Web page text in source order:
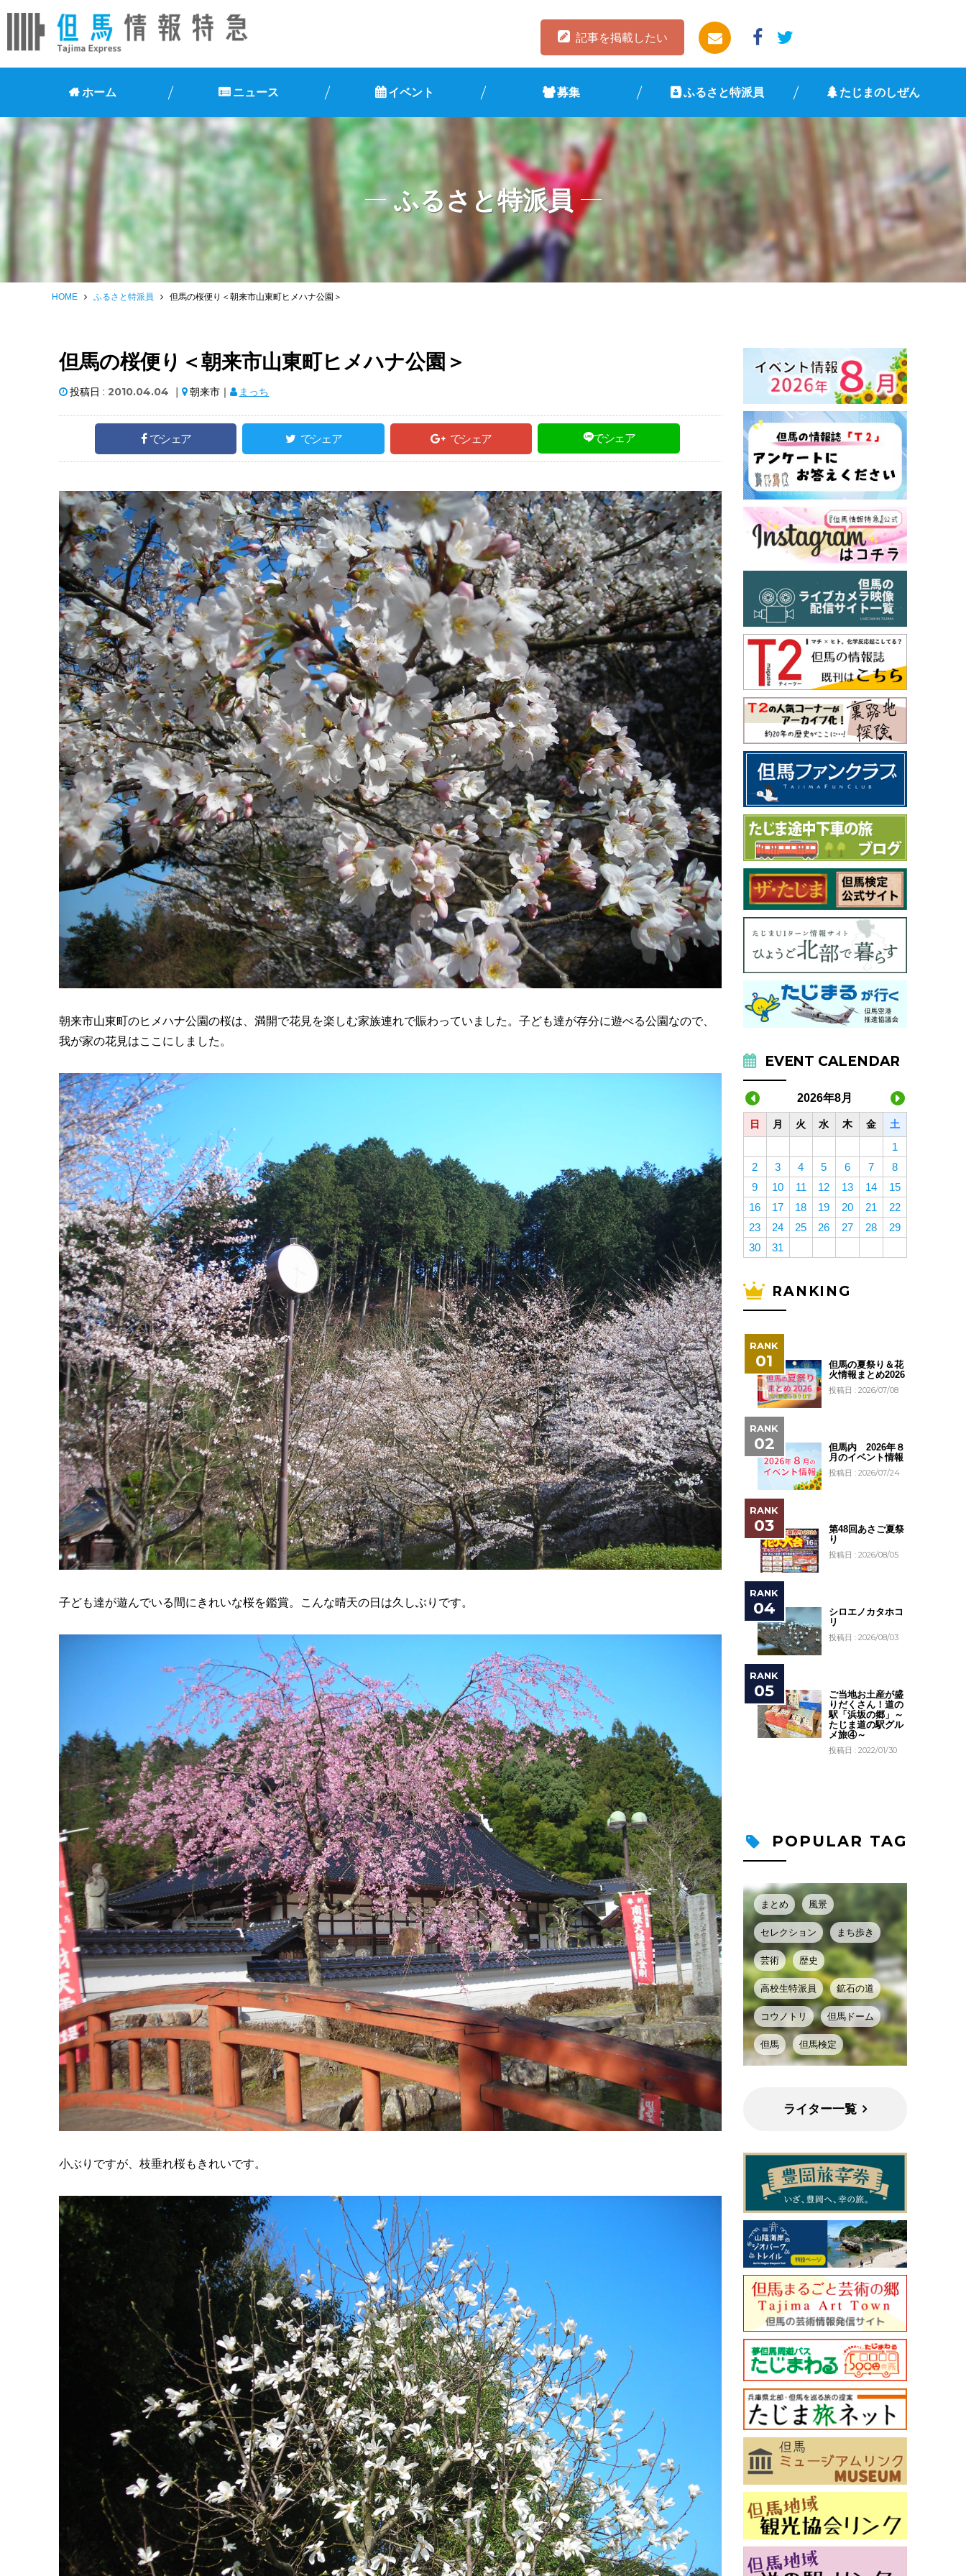
記事を掲載したい
ホーム ニュース イベント 募集 ふるさと特派員 たじまのしぜん
ふるさと特派員
HOME ふるさと特派員 但馬の桜便り＜朝来市山東町ヒメハナ公園＞
但馬の桜便り＜朝来市山東町ヒメハナ公園＞
投稿日 : 2010.04.04 ｜ 朝来市｜ まっち
でシェア でシェア でシェア でシェア
朝来市山東町のヒメハナ公園の桜は、満開で花見を楽しむ家族連れで賑わっていました。子ども達が存分に遊べる公園なので、
我が家の花見はここにしました。
子ども達が遊んでいる間にきれいな桜を鑑賞。こんな晴天の日は久しぶりです。
小ぶりですが、枝垂れ桜もきれいです。
EVENT CALENDAR
2026年8月
日 月 火 水 木 金 土
1
2
3 4 5 6 7
8
9
10 11 12 13 14
15
16
17 18 19 20 21
22
23
24 25 26 27 28
29
30
31
RANKING
但馬の夏祭り＆花
火情報まとめ2026
投稿日 : 2026/07/08
但馬内 2026年８
月のイベント情報
投稿日 : 2026/07/24
第48回あさご夏祭
り
投稿日 : 2026/08/05
シロエノカタホコ
リ
投稿日 : 2026/08/03
ご当地お土産が盛
りだくさん！道の
駅「浜坂の郷」～
たじま道の駅グル
メ旅④～
投稿日 : 2022/01/30
POPULAR TAG
まとめ 風景
セレクション まち歩き
芸術 歴史
高校生特派員 鉱石の道
コウノトリ 但馬ドーム
但馬 但馬検定
ライター一覧